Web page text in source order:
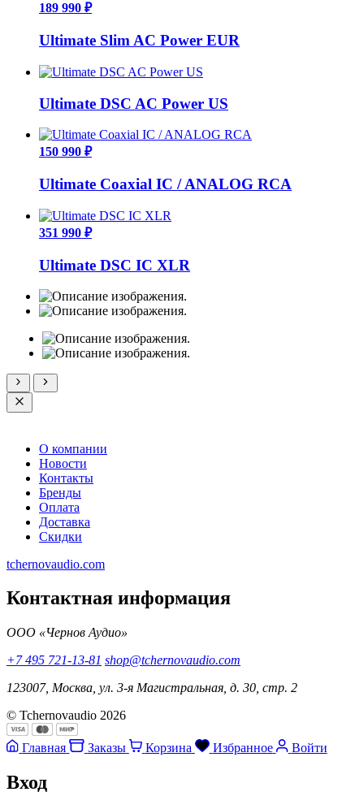
189 990 ₽
Ultimate Slim AC Power EUR
Ultimate DSC AC Power US
150 990 ₽
Ultimate Coaxial IC / ANALOG RCA
351 990 ₽
Ultimate DSC IC XLR
О компании
Новости
Контакты
Бренды
Оплата
Доставка
Скидки
tchernovaudio.com
Контактная информация
ООО «Чернов Аудио»
+7 495 721-13-81 shop@tchernovaudio.com
123007, Москва, ул. 3-я Магистральная, д. 30, стр. 2
© Tchernovaudio 2026
Главная Заказы Корзина Избранное Войти
Вход